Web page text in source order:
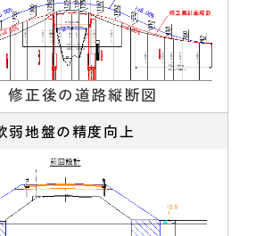
修正後の道路縦断図
弱地盤の精度向上